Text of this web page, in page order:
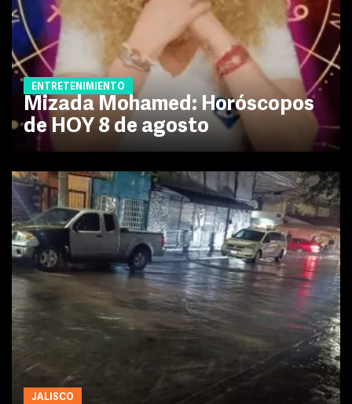
ENTRETENIMIENTO
Mizada Mohamed: Horóscopos
de HOY 8 de agosto
JALISCO